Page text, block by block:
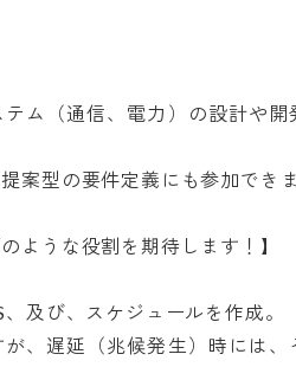
ム（通信、電力）の設計や開
案型の要件定義にも参加できま
ような役割を期待します！】
及び、スケジュールを作成。
、遅延（兆候発生）時には、